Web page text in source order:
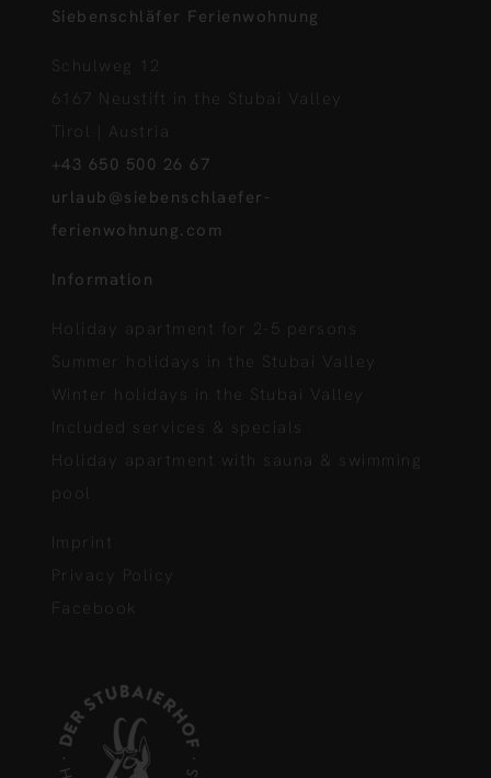
Siebenschläfer Ferienwohnung
Schulweg 12
6167 Neustift in the Stubai Valley
Tirol | Austria
+43 650 500 26 67
urlaub@siebenschlaefer-
ferienwohnung.com
Information
Holiday apartment for 2-5 persons
Summer holidays in the Stubai Valley
Winter holidays in the Stubai Valley
Included services & specials
Holiday apartment with sauna & swimming
pool
Imprint
Privacy Policy
Facebook